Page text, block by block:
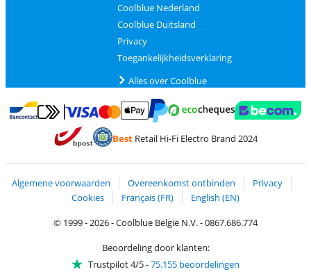
Coolblue Nederland
Coolblue Duitsland
Privacy
Toegankelijkheidsverklaring
Alles over Coolblue
Betalen met Bancontact
Betalen met MasterCard en Visa via ClickToPay
Betalen met PayPal
BestRetail Hi-Fi Electro Brand 2024
Algemene voorwaarden Overeenkomst ontbinden
Privacy
Cookies
Français (FR)
English (EN)
© 1999 - 2026 - Coolblue België N.V. - 0867.686.774
Beoordeling door klanten:
Trustpilot 4/5-75.155 beoordelingen